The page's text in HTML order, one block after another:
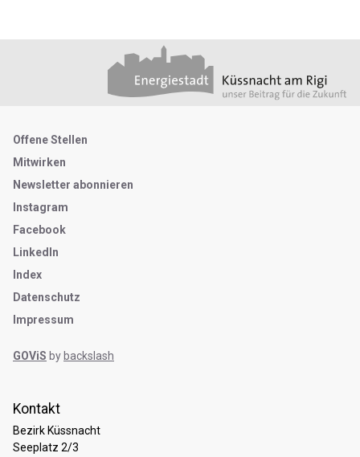
Kontakt
Bezirk Küssnacht
Seeplatz 2/3
Metanavigation
Offene Stellen
Mitwirken
Newsletter abonnieren
Instagram
Facebook
LinkedIn
Index
Datenschutz
Impressum
GOViS by backslash